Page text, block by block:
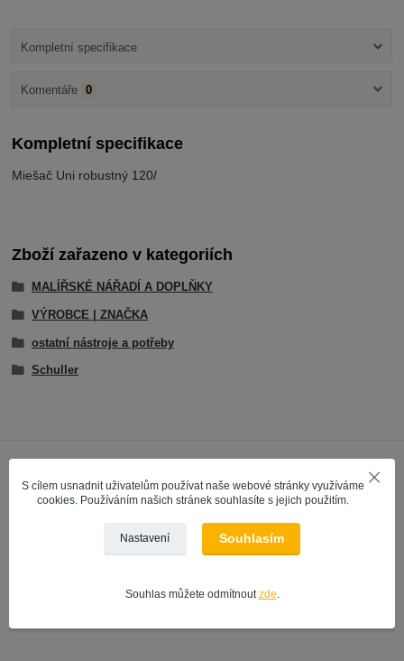
Kompletní specifikace
Komentáře 0
Kompletní specifikace
Miešač Uni robustný 120/
Zboží zařazeno v kategoriích
MALÍŘSKÉ NÁŘADÍ A DOPLŇKY
VÝROBCE | ZNAČKA
ostatní nástroje a potřeby
Schuller
S cílem usnadnit uživatelům používat naše webové stránky využíváme
cookies. Používáním našich stránek souhlasíte s jejich použitím.
Nastavení Souhlasím
Souhlas můžete odmítnout zde